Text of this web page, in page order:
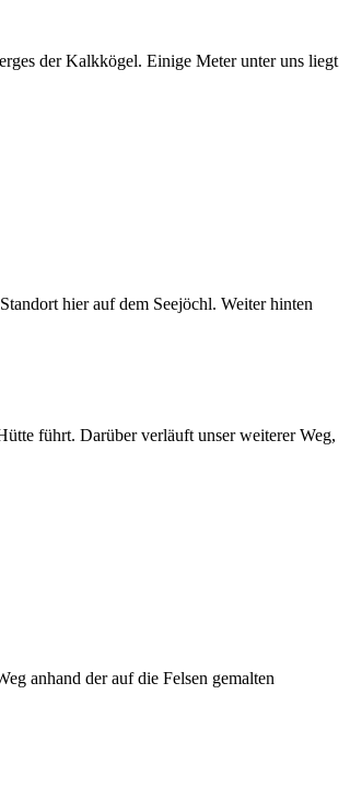
der Kalkkögel. Einige Meter unter uns liegt
hier auf dem Seejöchl. Weiter hinten
führt. Darüber verläuft unser weiterer Weg,
anhand der auf die Felsen gemalten